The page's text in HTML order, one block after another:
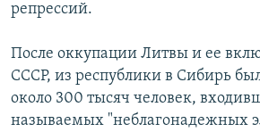
репрессий.
После оккупации Литвы и ее
СССР, из республики в Сибирь
около 300 тысяч человек,
называемых "неблагонадежных